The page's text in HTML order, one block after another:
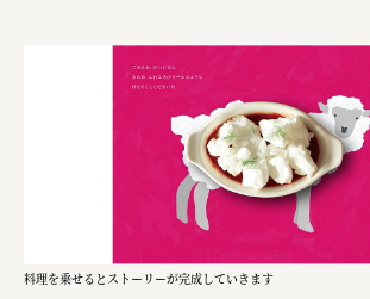
株式会社東果堂
株式会社 中日ステンドアート
DEAR FRIEND'S
株式会社ポーラ
料理を乗せるとストーリーが完成していきます